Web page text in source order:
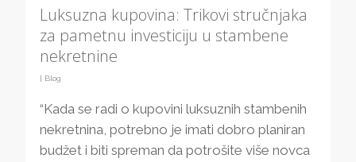
Luksuzna kupovina: Trikovi stručnjaka
za pametnu investiciju u stambene
nekretnine
| Blog
“Kada se radi o kupovini luksuznih stambenih
nekretnina, potrebno je imati dobro planiran
budžet i biti spreman da potrošite više novca